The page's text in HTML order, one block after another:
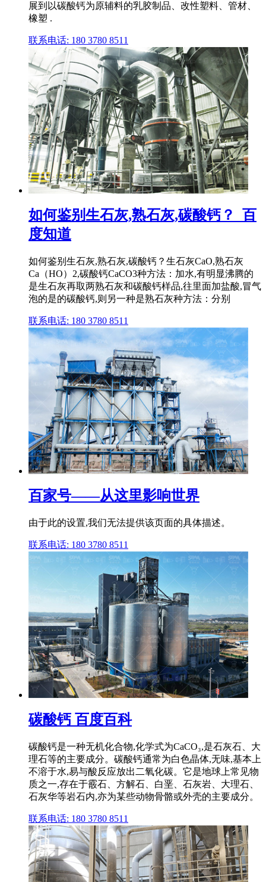
展到以碳酸钙为原辅料的乳胶制品、改性塑料、管材、
橡塑 .
联系电话: 180 3780 8511
如何鉴别生石灰,熟石灰,碳酸钙？_百
度知道
如何鉴别生石灰,熟石灰,碳酸钙？生石灰CaO,熟石灰
Ca（HO）2,碳酸钙CaCO3种方法：加水,有明显沸腾的
是生石灰再取两熟石灰和碳酸钙样品,往里面加盐酸,冒气
泡的是的碳酸钙,则另一种是熟石灰种方法：分别
联系电话: 180 3780 8511
百家号——从这里影响世界
由于此的设置,我们无法提供该页面的具体描述。
联系电话: 180 3780 8511
碳酸钙 百度百科
碳酸钙是一种无机化合物,化学式为CaCO₃,是石灰石、大
理石等的主要成分。碳酸钙通常为白色晶体,无味,基本上
不溶于水,易与酸反应放出二氧化碳。它是地球上常见物
质之一,存在于霰石、方解石、白垩、石灰岩、大理石、
石灰华等岩石内,亦为某些动物骨骼或外壳的主要成分。
联系电话: 180 3780 8511